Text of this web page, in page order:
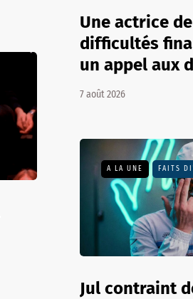
Une actrice
difficultés
un appel aux
7 août 2026
A LA UNE FAITS
Jul contraint